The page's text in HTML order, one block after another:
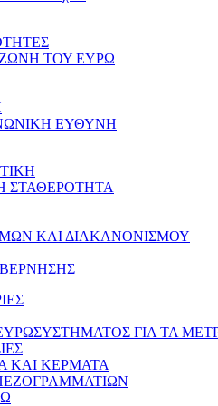
ΤΟΥ ΕΥΡΩ
ΕΥΘΥΝΗ
ΣΤΑΘΕΡΟΤΗΤΑ
ΚΑΙ ΔΙΑΚΑΝΟΝΙΣΜΟΥ
ΓΙΑ ΤΑ
ΚΑΙ ΚΕΡΜΑΤΑ